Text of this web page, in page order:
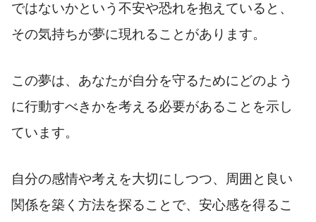
ではないかという不安や恐れを抱えていると、
その気持ちが夢に現れることがあります。
この夢は、あなたが自分を守るためにどのよう
に行動すべきかを考える必要があることを示し
ています。
自分の感情や考えを大切にしつつ、周囲と良い
関係を築く方法を探ることで、安心感を得るこ